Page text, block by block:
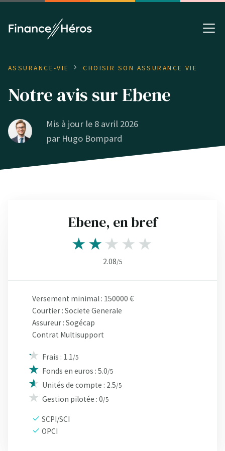
ASSURANCE-VIE CHOISIR SON ASSURANCE VIE
Notre avis sur Ebene
Mis à jour le 8 avril 2026
par Hugo Bompard
Ebene, en bref
2.08/5
Versement minimal : 150000 €
Courtier : Societe Generale
Assureur : Sogécap
Contrat Multisupport
Frais : 1.1/5
Fonds en euros : 5.0/5
Unités de compte : 2.5/5
Gestion pilotée : 0/5
SCPI/SCI
OPCI